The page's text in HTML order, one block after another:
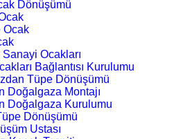
Dönüşümü
Ocak
Ocakları
Bağlantısı Kurulumu
Tüpe Dönüşümü
Doğalgaza Montajı
Doğalgaza Kurulumu
Dönüşümü
Ustası